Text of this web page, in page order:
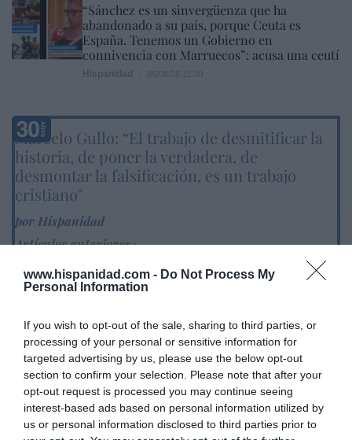
www.hispanidad.com - Do Not Process My
Personal Information
If you wish to opt-out of the sale, sharing to third parties, or
processing of your personal or sensitive information for
targeted advertising by us, please use the below opt-out
section to confirm your selection. Please note that after your
opt-out request is processed you may continue seeing
interest-based ads based on personal information utilized by
us or personal information disclosed to third parties prior to
“Sánchez es un sinvergüenza que ha
abandonado a su país, porque Ceuta es
España. Tenemos un Gobierno en
connivencia con Marruecos”: acusa una ceutí
Marcelo Gullo: “El trabajo de desmitificar la
historia, de poner la verdadera, de
desmontar la falsificación, es un trabajo
cristiano"
por Hispanidad
Artículos anteriores
DIARIO DE LA CORRUPCIÓN SANCHISTA
Diario de la corrupción sanchista. La
Audiencia Nacional prorroga seis meses la
investigación del caso Koldo, ante el
ingente material incautado por la UCO
por Redacción
Artículos anteriores